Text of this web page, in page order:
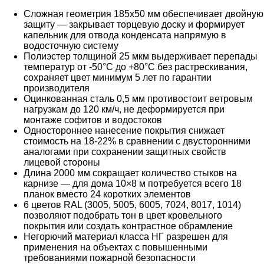
Сложная геометрия 185х50 мм обеспечивает двойную
защиту — закрывает торцевую доску и формирует
капельник для отвода конденсата напрямую в
водосточную систему
Полиэстер толщиной 25 мкм выдерживает перепады
температур от -50°C до +80°C без растрескивания,
сохраняет цвет минимум 5 лет по гарантии
производителя
Оцинкованная сталь 0,5 мм противостоит ветровым
нагрузкам до 120 км/ч, не деформируется при
монтаже софитов и водостоков
Одностороннее нанесение покрытия снижает
стоимость на 18-22% в сравнении с двусторонними
аналогами при сохранении защитных свойств
лицевой стороны
Длина 2000 мм сокращает количество стыков на
карнизе — для дома 10×8 м потребуется всего 18
планок вместо 24 коротких элементов
6 цветов RAL (3005, 5005, 6005, 7024, 8017, 1014)
позволяют подобрать тон в цвет кровельного
покрытия или создать контрастное обрамление
Негорючий материал класса НГ разрешен для
применения на объектах с повышенными
требованиями пожарной безопасности